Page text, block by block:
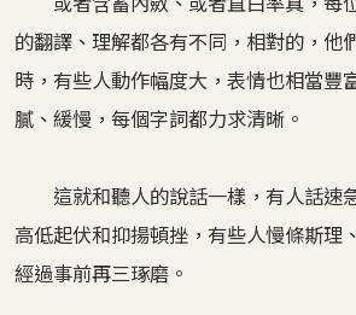
的翻譯、理解都各有不同，相對的，他
時，有些人動作幅度大，表情也相當豐
膩、緩慢，每個字詞都力求清晰。
這就和聽人的說話一樣，有人話速
高低起伏和抑揚頓挫，有些人慢條斯理
經過事前再三琢磨。